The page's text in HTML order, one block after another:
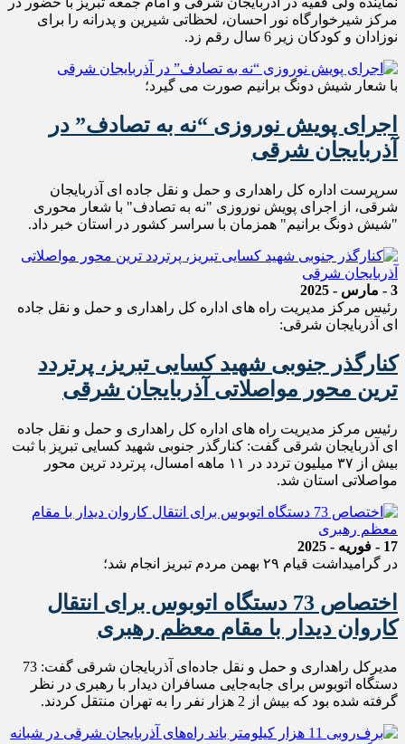
مرکز شیرخوارگاه نور احسان، لحظاتی شیرین و پدرانه را برای
نوزادان و کودکان زیر 6 سال رقم زد.
با شعار شیش دونگ برانیم صورت می گیرد؛
اجرای پویش نوروزی “نه به تصادف” در
آذربایجان شرقی
سرپرست اداره کل راهداری و حمل و نقل جاده ای آذربایجان
شرقی، از اجرای پویش نوروزی "نه به تصادف" با شعار محوری
"شیش دونگ برانیم" همزمان با سراسر کشور در استان خبر داد.
3 - مارس - 2025
رئیس مرکز مدیریت راه های اداره کل راهداری و حمل و نقل جاده
ای آذربایجان شرقی:
کنارگذر جنوبی شهید کسایی تبریز، پرتردد
ترین محور مواصلاتی آذربایجان شرقی
رئیس مرکز مدیریت راه های اداره کل راهداری و حمل و نقل جاده
ای آذربایجان شرقی گفت: کنارگذر جنوبی شهید کسایی تبریز با ثبت
بیش از ۳۷ میلیون تردد در ۱۱ ماهه امسال، پرتردد ترین محور
مواصلاتی استان شد.
17 - فوریه - 2025
در گرامیداشت قیام ۲۹ بهمن مردم تبریز انجام شد؛
اختصاص 73 دستگاه اتوبوس برای انتقال
کاروان دیدار با مقام معظم رهبری
مدیرکل راهداری و حمل و نقل جاده‌ای آذربایجان شرقی گفت: 73
دستگاه اتوبوس برای جا‌به‌جایی مسافران دیدار با رهبری در نظر
گرفته شده بود که بیش از 2 هزار نفر را به تهران منتقل کردند.